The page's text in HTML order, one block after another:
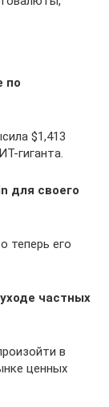
по
$1,413
гиганта.
для своего
теперь его
частных
в
ценных